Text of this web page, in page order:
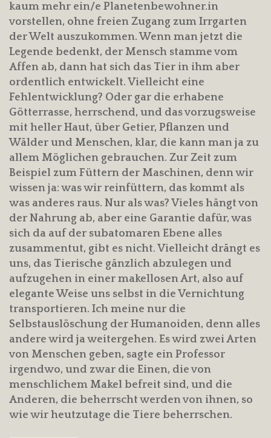
kaum mehr ein/e Planetenbewohner.in
vorstellen, ohne freien Zugang zum Irrgarten
der Welt auszukommen. Wenn man jetzt die
Legende bedenkt, der Mensch stamme vom
Affen ab, dann hat sich das Tier in ihm aber
ordentlich entwickelt. Vielleicht eine
Fehlentwicklung? Oder gar die erhabene
Götterrasse, herrschend, und das vorzugsweise
mit heller Haut, über Getier, Pflanzen und
Wälder und Menschen, klar, die kann man ja zu
allem Möglichen gebrauchen. Zur Zeit zum
Beispiel zum Füttern der Maschinen, denn wir
wissen ja: was wir reinfüttern, das kommt als
was anderes raus. Nur als was? Vieles hängt von
der Nahrung ab, aber eine Garantie dafür, was
sich da auf der subatomaren Ebene alles
zusammentut, gibt es nicht. Vielleicht drängt es
uns, das Tierische gänzlich abzulegen und
aufzugehen in einer makellosen Art, also auf
elegante Weise uns selbst in die Vernichtung
transportieren. Ich meine nur die
Selbstauslöschung der Humanoiden, denn alles
andere wird ja weitergehen. Es wird zwei Arten
von Menschen geben, sagte ein Professor
irgendwo, und zwar die Einen, die von
menschlichem Makel befreit sind, und die
Anderen, die beherrscht werden von ihnen, so
wie wir heutzutage die Tiere beherrschen.